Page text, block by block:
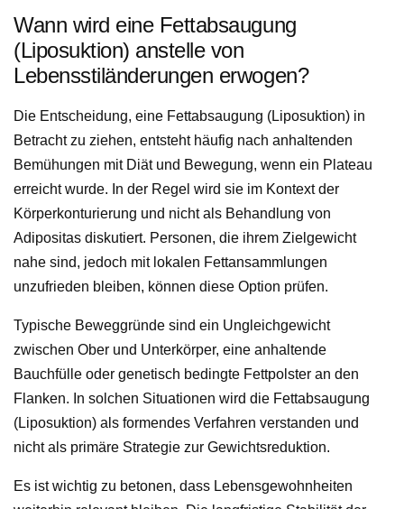
Wann wird eine Fettabsaugung
(Liposuktion) anstelle von
Lebensstiländerungen erwogen?
Die Entscheidung, eine Fettabsaugung (Liposuktion) in
Betracht zu ziehen, entsteht häufig nach anhaltenden
Bemühungen mit Diät und Bewegung, wenn ein Plateau
erreicht wurde. In der Regel wird sie im Kontext der
Körperkonturierung und nicht als Behandlung von
Adipositas diskutiert. Personen, die ihrem Zielgewicht
nahe sind, jedoch mit lokalen Fettansammlungen
unzufrieden bleiben, können diese Option prüfen.
Typische Beweggründe sind ein Ungleichgewicht
zwischen Ober und Unterkörper, eine anhaltende
Bauchfülle oder genetisch bedingte Fettpolster an den
Flanken. In solchen Situationen wird die Fettabsaugung
(Liposuktion) als formendes Verfahren verstanden und
nicht als primäre Strategie zur Gewichtsreduktion.
Es ist wichtig zu betonen, dass Lebensgewohnheiten